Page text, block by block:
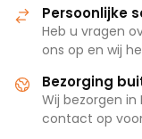
Persoonlijke
Heb u vragen
ons op en wij
Bezorging
Wij bezorgen in
contact op